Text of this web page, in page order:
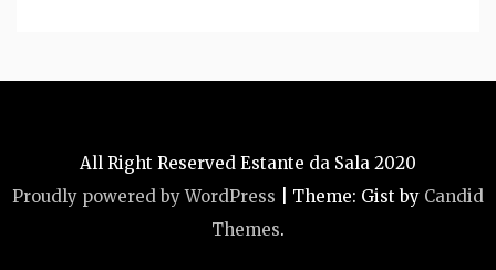
All Right Reserved Estante da Sala 2020
Proudly powered by WordPress
Theme: Gist by Candid
Themes.